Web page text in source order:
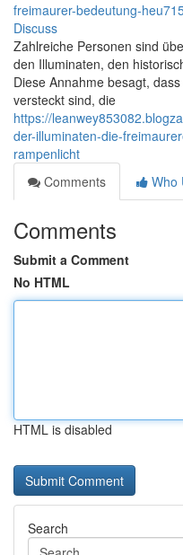
freimaurer-bedeutung-
Discuss
Zahlreiche Personen sind
den Illuminaten, den
Diese Annahme besagt,
versteckt sind, die
https://
der-illuminaten-die-
rampenlicht
Comments
Who
Comments
Submit a Comment
No HTML
HTML is disabled
Search